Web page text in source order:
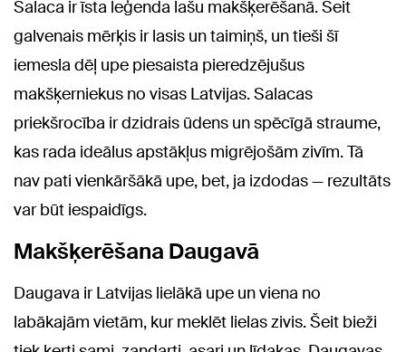
Salaca ir īsta leģenda lašu makšķerēšanā. Šeit
galvenais mērķis ir lasis un taimiņš, un tieši šī
iemesla dēļ upe piesaista pieredzējušus
makšķerniekus no visas Latvijas. Salacas
priekšrocība ir dzidrais ūdens un spēcīgā straume,
kas rada ideālus apstākļus migrējošām zivīm. Tā
nav pati vienkāršākā upe, bet, ja izdodas — rezultāts
var būt iespaidīgs.
Makšķerēšana Daugavā
Daugava ir Latvijas lielākā upe un viena no
labākajām vietām, kur meklēt lielas zivis. Šeit bieži